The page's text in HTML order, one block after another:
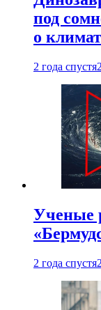
под
о
2 года спустя
Ученые
2 года спустя